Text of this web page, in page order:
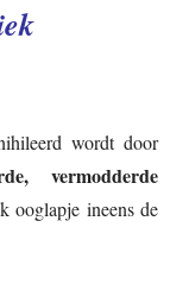
wordt door
vermodderde
ooglapje ineens de